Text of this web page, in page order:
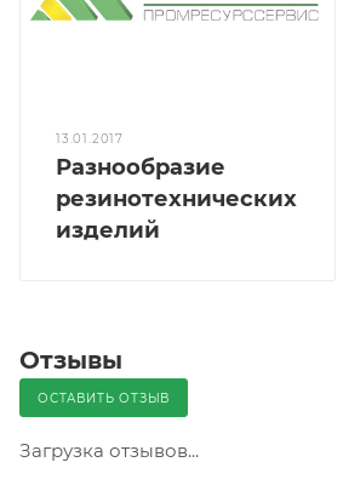
13.01.2017
Разнообразие
резинотехнических
изделий
Отзывы
ОСТАВИТЬ ОТЗЫВ
Загрузка отзывов...